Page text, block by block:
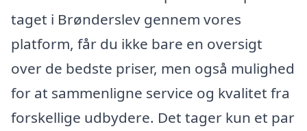
taget i Brønderslev gennem vores
platform, får du ikke bare en oversigt
over de bedste priser, men også mulighed
for at sammenligne service og kvalitet fra
forskellige udbydere. Det tager kun et par